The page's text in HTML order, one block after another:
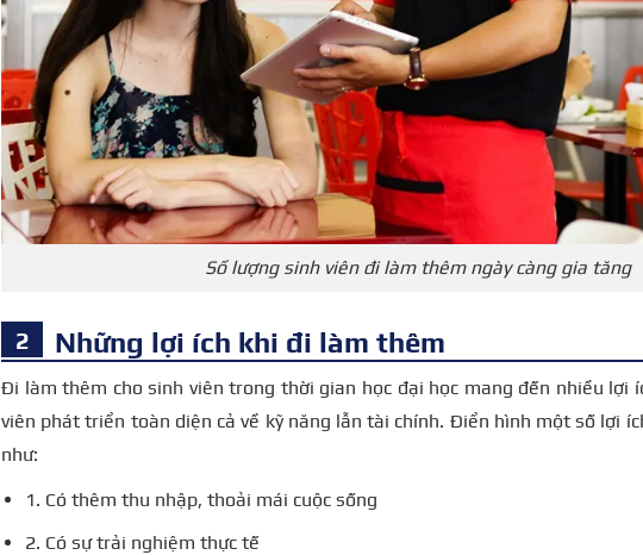
Số lượng sinh viên đi làm thêm ngày càng gia tăng
Những lợi ích khi đi làm thêm
Đi làm thêm cho sinh viên trong thời gian học đại học mang đến nhiều lợi
viên phát triển toàn diện cả về kỹ năng lẫn tài chính. Điển hình một số lợi
như:
1. Có thêm thu nhập, thoải mái cuộc sống
2. Có sự trải nghiệm thực tế